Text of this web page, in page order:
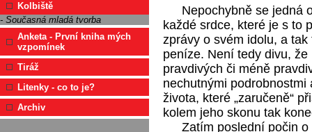
Kolbiště
- Současná mladá tvorba
Anketa - První kniha mých
vzpomínek
Tiráž
Litenky - co to je?
Archiv
Nepochybně se jedná
každé srdce, které je s to
zprávy o svém idolu, a
peníze. Není tedy divu,
pravdivých či méně
nechutnými
života, které „zaručeně“
kolem jeho skonu tak
Zatím poslední počin